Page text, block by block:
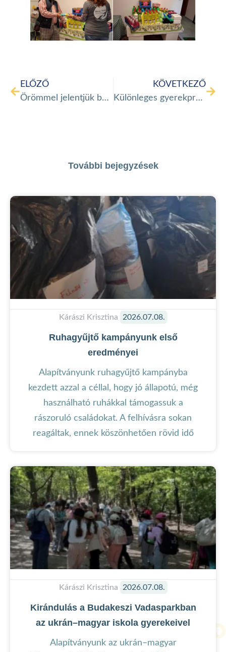
ELŐZŐ
Örömmel jelentjük be, hogy a Haza Talál Menekülteket Segítő Alapítvány új, barátságos és nyitott közösségi teret hoz létre
KÖVETKEZŐ
Különleges gyerekprogramot szervezett a Haza talál alapítvány!
További bejegyzések
Ruhagyűjtő kampányunk első
eredményei
Alapítványunk ruhagyűjtő kampányba
kezdett azzal a céllal, hogy jó állapotú, még
használható ruhákkal támogassuk a
rászoruló családokat. A felhívásra sokan
reagáltak, ennek köszönhetően rövid idő
Kárászi Krisztina 2026.07.08.
Kirándulás a Budakeszi Vadasparkban
az ukrán–magyar iskola gyerekeivel
Alapítványunk az ukrán–magyar
Kárászi Krisztina 2026.07.08.